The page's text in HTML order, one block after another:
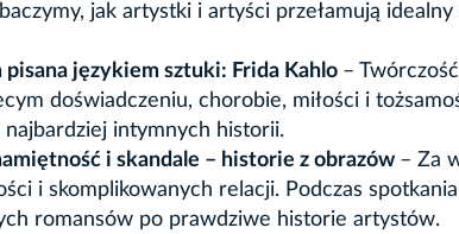
jak artystki i artyści przełamują
pisana językiem sztuki: Frida Kahlo –
doświadczeniu, chorobie, miłości i
najbardziej intymnych historii.
i skandale – historie z obrazów – Za
i skomplikowanych relacji. Podczas
romansów po prawdziwe historie artystów.